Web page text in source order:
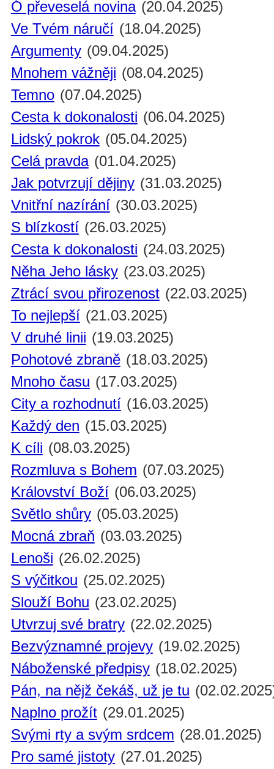
Ó převeselá novina (20.04.2025)
Ve Tvém náručí (18.04.2025)
Argumenty (09.04.2025)
Mnohem vážněji (08.04.2025)
Temno (07.04.2025)
Cesta k dokonalosti (06.04.2025)
Lidský pokrok (05.04.2025)
Celá pravda (01.04.2025)
Jak potvrzují dějiny (31.03.2025)
Vnitřní nazírání (30.03.2025)
S blízkostí (26.03.2025)
Cesta k dokonalosti (24.03.2025)
Něha Jeho lásky (23.03.2025)
Ztrácí svou přirozenost (22.03.2025)
To nejlepší (21.03.2025)
V druhé linii (19.03.2025)
Pohotové zbraně (18.03.2025)
Mnoho času (17.03.2025)
City a rozhodnutí (16.03.2025)
Každý den (15.03.2025)
K cíli (08.03.2025)
Rozmluva s Bohem (07.03.2025)
Království Boží (06.03.2025)
Světlo shůry (05.03.2025)
Mocná zbraň (03.03.2025)
Lenoši (26.02.2025)
S výčitkou (25.02.2025)
Slouží Bohu (23.02.2025)
Utvrzuj své bratry (22.02.2025)
Bezvýznamné projevy (19.02.2025)
Náboženské předpisy (18.02.2025)
Pán, na nějž čekáš, už je tu
Naplno prožít (29.01.2025)
Svými rty a svým srdcem (28.01.2025)
Pro samé jistoty (27.01.2025)